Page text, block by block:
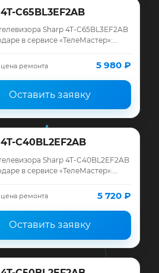
C65BL3EF2AB
Sharp 4T-C65BL3EF2AB
в сервисе «ТелеМастер»:
запчасти и гарантия до 12
ремонта 5 980 ₽
Оставить заявку
C40BL2EF2AB
Sharp 4T-C40BL2EF2AB
в сервисе «ТелеМастер»:
запчасти и гарантия до 12
ремонта 5 720 ₽
Оставить заявку